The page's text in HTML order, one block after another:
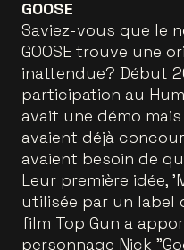
GOOSE
Saviez-vous que le
GOOSE trouve une
inattendue? Début
participation au
avait une démo
avaient déjà
avaient besoin de
Leur première idée,
utilisée par un label
film Top Gun a
personnage Nick